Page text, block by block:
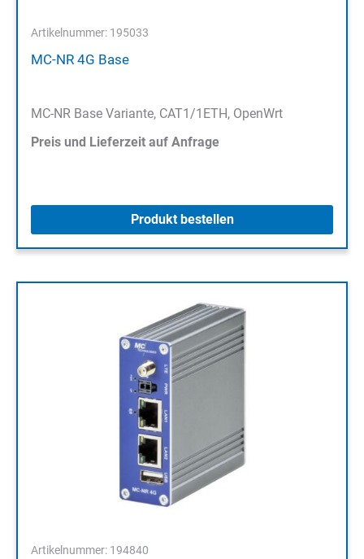
Artikelnummer: 195033
MC-NR 4G Base
MC-NR Base Variante, CAT1/1ETH, OpenWrt
Preis und Lieferzeit auf Anfrage
Produkt bestellen
Artikelnummer: 194840